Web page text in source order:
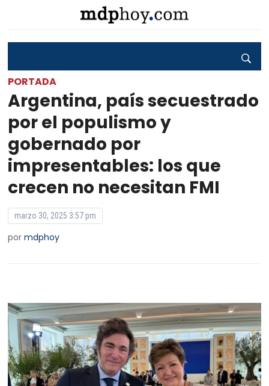
PORTADA
Argentina, país secuestrado
por el populismo y
gobernado por
impresentables: los que
crecen no necesitan FMI
marzo 30, 2025 3:57 pm
pormdphoy